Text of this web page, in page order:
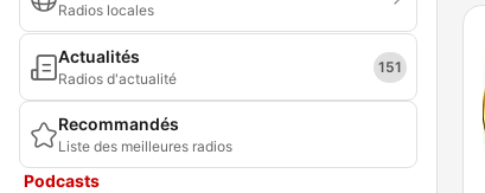
Radios locales
Actualités
Radios d'actualité
151
Recommandés
Liste des meilleures radios
Podcasts